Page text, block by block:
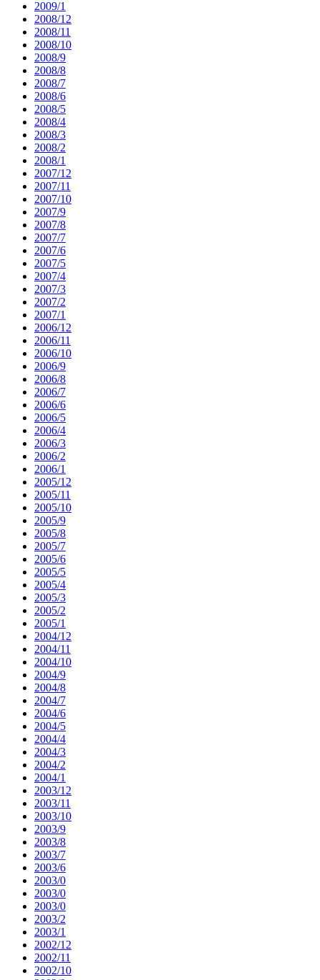
2009/1
2008/12
2008/11
2008/10
2008/9
2008/8
2008/7
2008/6
2008/5
2008/4
2008/3
2008/2
2008/1
2007/12
2007/11
2007/10
2007/9
2007/8
2007/7
2007/6
2007/5
2007/4
2007/3
2007/2
2007/1
2006/12
2006/11
2006/10
2006/9
2006/8
2006/7
2006/6
2006/5
2006/4
2006/3
2006/2
2006/1
2005/12
2005/11
2005/10
2005/9
2005/8
2005/7
2005/6
2005/5
2005/4
2005/3
2005/2
2005/1
2004/12
2004/11
2004/10
2004/9
2004/8
2004/7
2004/6
2004/5
2004/4
2004/3
2004/2
2004/1
2003/12
2003/11
2003/10
2003/9
2003/8
2003/7
2003/6
2003/0
2003/0
2003/0
2003/2
2003/1
2002/12
2002/11
2002/10